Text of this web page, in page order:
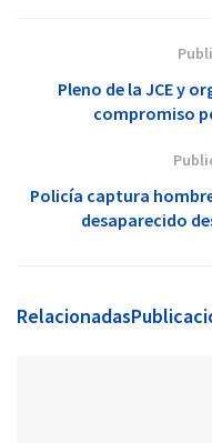
Pleno de la JCE y
compromiso
Policía captura
desaparecido
Relacionadas